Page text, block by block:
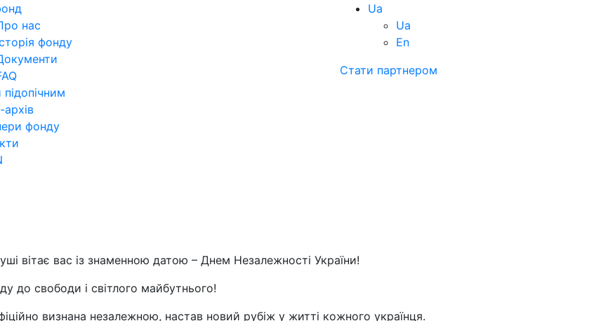
нас
фонду
архів
фонду
Ua
Ua
En
Стати партнером
вітає вас із знаменною датою – Днем Незалежності України!
до свободи і світлого майбутнього!
визнана незалежною, настав новий рубіж у житті кожного українця.